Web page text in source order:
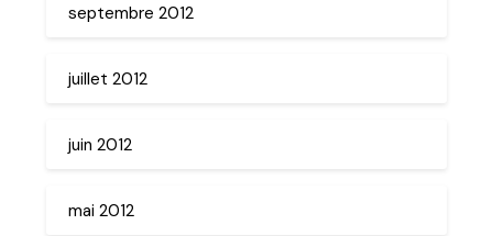
septembre 2012
juillet 2012
juin 2012
mai 2012